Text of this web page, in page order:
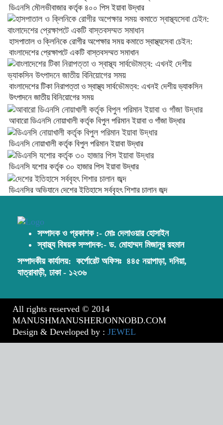
ডিএনসি মৌলভীবাজার কর্তৃক ৪০০ পিস ইয়াবা উদ্ধার
হাসপাতাল ও ক্লিনিকে রোগীর অপেক্ষার সময় কমাতে স্বাস্থ্যসেবা চেইন:
বাংলাদেশের প্রেক্ষাপটে একটি বাস্তবসম্মত সমাধান
বাংলাদেশের টিকা নিরাপত্তা ও স্বাস্থ্য সার্বভৌমত্ব: এখনই দেশীয় ভ্যাকসিন
উৎপাদনে জাতীয় বিনিয়োগের সময়
আবারো ডিএনসি নোয়াখালী কর্তৃক বিপুল পরিমান ইয়াবা ও গাঁজা উদ্ধার
ডিএনসি নোয়াখালী কর্তৃক বিপুল পরিমান ইয়াবা উদ্ধার
ডিএনসি যশোর কর্তৃক ৩০ হাজার পিস ইয়াবা উদ্ধার
ডিএনসির অভিযানে দেশের ইতিহাসে সর্ববৃহৎ শিশার চালান জব্দ
সম্পাদক ও প্রকাশক :- মোঃ দেলাওয়ার হোসাইন
স্বাস্থ্য বিষয়ক সম্পাদক:- ড. মোহাম্মদ মিজানুর রহমান
সম্পাদকীয় কার্যালয়: কর্পোরেট অফিসঃ ৪৪৫ নয়াপাড়া, দনিয়া,
যাত্রাবাড়ী, ঢাকা - ১২৩৬
All rights reserved © 2014
MANUSHMANUSHERJONNOBD.COM
Design & Developed by : JEWEL